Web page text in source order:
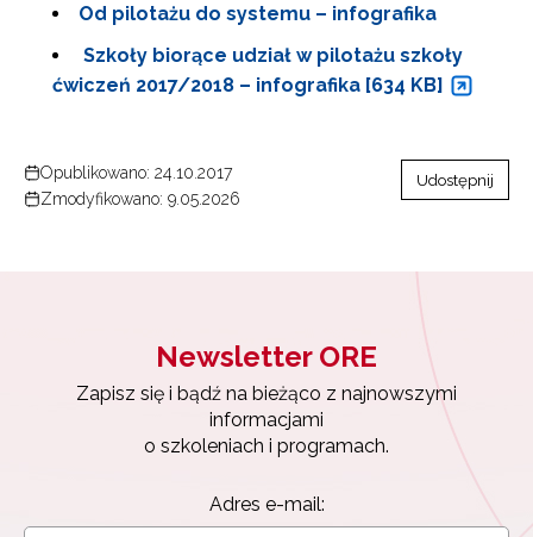
Od pilotażu do systemu – infografika
Szkoły biorące udział w pilotażu szkoły
ćwiczeń 2017/2018 – infografika [634 KB]
Opublikowano: 24.10.2017
Zmodyfikowano: 9.05.2026
Udostępnij
Newsletter ORE
Zapisz się i bądź na bieżąco z najnowszymi
informacjami
o szkoleniach i programach.
Adres e-mail: